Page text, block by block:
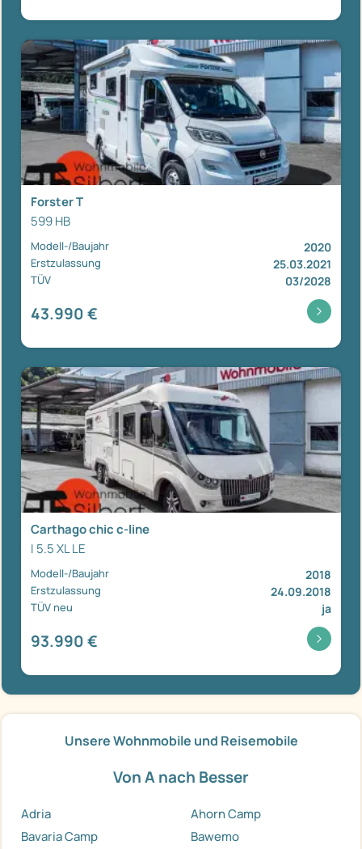
Forster T
599 HB
Modell-/Baujahr 2020
Erstzulassung 25.03.2021
TÜV 03/2028
43.990 €
Carthago chic c-line
I 5.5 XL LE
Modell-/Baujahr 2018
Erstzulassung 24.09.2018
TÜV neu ja
93.990 €
Unsere Wohnmobile und Reisemobile
Von A nach Besser
Adria
Ahorn Camp
Bavaria Camp
Bawemo